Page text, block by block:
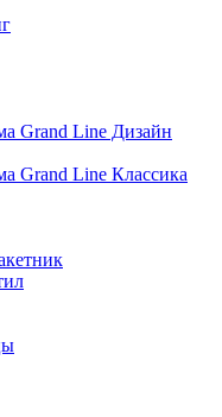
Grand Line Дизайн
Grand Line Классика